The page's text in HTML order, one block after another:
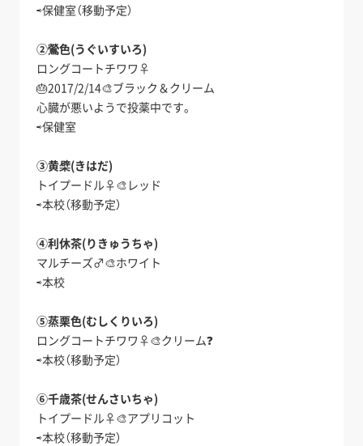
⇨保健室（移動予定）
②鶯色(うぐいすいろ)
ロングコートチワワ♀
🎂2017/2/14🎨ブラック＆クリーム
心臓が悪いようで投薬中です。
⇨保健室
③黄檗(きはだ)
トイプードル♀🎨レッド
⇨本校（移動予定）
④利休茶(りきゅうちゃ)
マルチーズ♂🎨ホワイト
⇨本校
⑤蒸栗色(むしくりいろ)
ロングコートチワワ♀🎨クリーム❓
⇨本校（移動予定）
⑥千歳茶(せんさいちゃ)
トイプードル♀🎨アプリコット
⇨本校（移動予定）